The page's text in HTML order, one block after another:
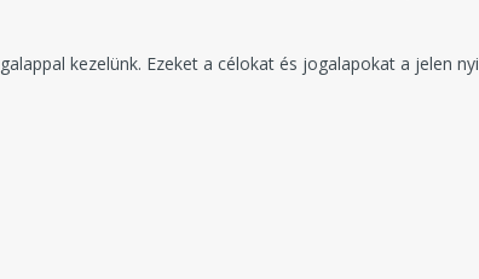
kezelünk. Ezeket a célokat és jogalapokat a jelen